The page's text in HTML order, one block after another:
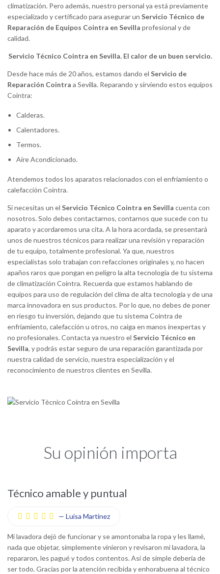
climatización. Pero además, nuestro personal ya está previamente
especializado y certificado para asegurar un Servicio Técnico de
Reparación de Equipos Cointra en Sevilla profesional y de
calidad.
Servicio Técnico Cointra en Sevilla. El calor de un buen servicio.
Desde hace más de 20 años, estamos dando el Servicio de
Reparación Cointra a Sevilla. Reparando y sirviendo estos equipos
Cointra:
Calderas.
Calentadores.
Termos.
Aire Acondicionado.
Atendemos todos los aparatos relacionados con el enfriamiento o
calefacción Cointra.
Si necesitas un el Servicio Técnico Cointra en Sevilla cuenta con
nosotros. Solo debes contactarnos, contarnos que sucede con tu
aparato y acordaremos una cita. A la hora acordada, se presentará
unos de nuestros técnicos para realizar una revisión y reparación
de tu equipo, totalmente profesional. Ya que, nuestros
especialistas solo trabajan con refacciones originales y, no hacen
apaños raros que pongan en peligro la alta tecnología de tu sistema
de climatización Cointra. Recuerda que estamos hablando de
equipos para uso de regulación del clima de alta tecnología y de una
marca innovadora en sus productos. Por lo que, no debes de poner
en riesgo tu inversión, dejando que tu sistema Cointra de
enfriamiento, calefacción u otros, no caiga en manos inexpertas y
no profesionales. Contacta ya nuestro el Servicio Técnico en
Sevilla, y podrás estar seguro de una reparación garantizada por
nuestra calidad de servicio, nuestra especialización y el
reconocimiento de nuestros clientes en Sevilla.
Su opinión importa
Técnico amable y puntual
     — Luisa Martinez
Mi lavadora dejó de funcionar y se amontonaba la ropa y les llamé,
nada que objetar, simplemente vinieron y revisaron mi lavadora, la
repararon, les pagué y todos contentos. Así de simple debería de
ser todo. Gracias por la atención recibida y enhorabuena al técnico